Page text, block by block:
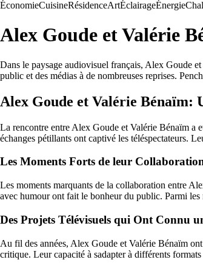
ÉconomieCuisineRésidenceArtÉclairageÉnergie
Alex Goude et Valérie
Dans le paysage audiovisuel français, Alex Goude
public et des médias à de nombreuses reprises.
Alex Goude et Valérie Bénaïm:
La rencontre entre Alex Goude et Valérie Bénaïm a
échanges pétillants ont captivé les téléspectateurs.
Les Moments Forts de leur
Les moments marquants de la collaboration entre
avec humour ont fait le bonheur du public. Parmi
Des Projets Télévisuels qui Ont Connu
Au fil des années, Alex Goude et Valérie Bénaïm
critique. Leur capacité à sadapter à différents